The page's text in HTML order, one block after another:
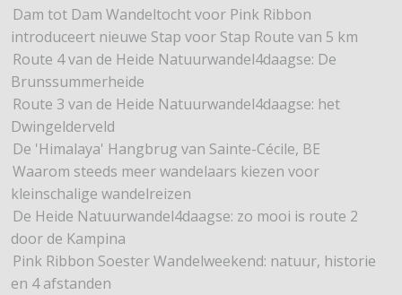
Dam tot Dam Wandeltocht voor Pink Ribbon
introduceert nieuwe Stap voor Stap Route van 5 km
Route 4 van de Heide Natuurwandel4daagse: De
Brunssummerheide
Route 3 van de Heide Natuurwandel4daagse: het
Dwingelderveld
De 'Himalaya' Hangbrug van Sainte-Cécile, BE
Waarom steeds meer wandelaars kiezen voor
kleinschalige wandelreizen
De Heide Natuurwandel4daagse: zo mooi is route 2
door de Kampina
Pink Ribbon Soester Wandelweekend: natuur, historie
en 4 afstanden